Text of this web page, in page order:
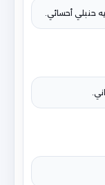
حنبلي أحسائي.